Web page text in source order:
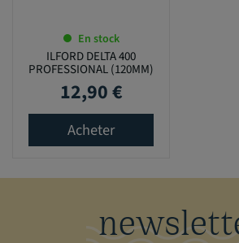
En stock
ILFORD DELTA 400
PROFESSIONAL (120MM)
Prix
12,90 €
Acheter